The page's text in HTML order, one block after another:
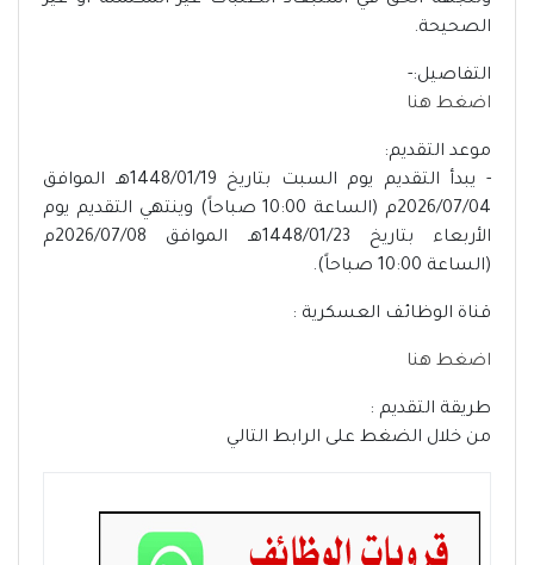
الصحيحة.
التفاصيل:-
اضغط هنا
موعد التقديم:
- يبدأ التقديم يوم السبت بتاريخ 1448/01/19هـ الموافق
2026/07/04م (الساعة 10:00 صباحاً) وينتهي التقديم يوم
الأربعاء بتاريخ 1448/01/23هـ الموافق 2026/07/08م
(الساعة 10:00 صباحاً).
قناة الوظائف العسكرية :
اضغط هنا
طريقة التقديم :
من خلال الضغط على الرابط التالي